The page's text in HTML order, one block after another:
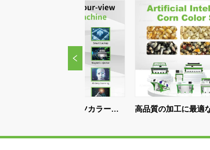
性、一貫した品質、
低い労働コ...
械の重量（KG）
300キログラム
高品質の加工に最適なトウモロコ